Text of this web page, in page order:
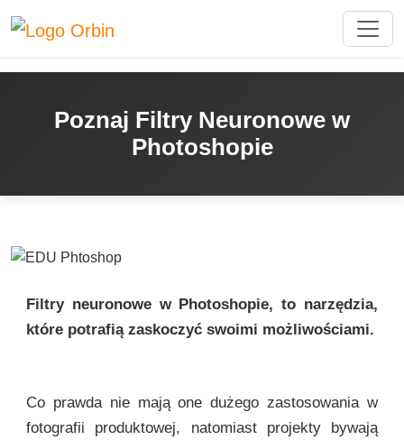
Poznaj Filtry Neuronowe w
Photoshopie
Filtry neuronowe w Photoshopie, to narzędzia,
które potrafią zaskoczyć swoimi możliwościami.
Co prawda nie mają one dużego zastosowania w
fotografii produktowej, natomiast projekty bywają